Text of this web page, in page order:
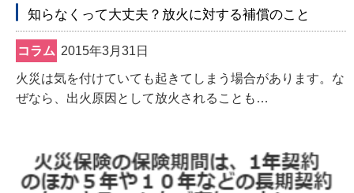
知らなくって大丈夫？放火に対する補償のこと
コラム 2015年3月31日
火災は気を付けていても起きてしまう場合があります。な
ぜなら、出火原因として放火されることも…